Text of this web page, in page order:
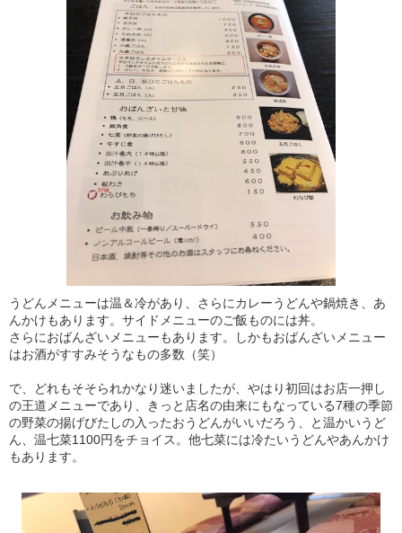
うどんメニューは温＆冷があり、さらにカレーうどんや鍋焼き、あ
んかけもあります。サイドメニューのご飯ものには丼。
さらにおばんざいメニューもあります。しかもおばんざいメニュー
はお酒がすすみそうなもの多数（笑）
で、どれもそそられかなり迷いましたが、やはり初回はお店一押し
の王道メニューであり、きっと店名の由来にもなっている7種の季節
の野菜の揚げびたしの入ったおうどんがいいだろう、と温かいうど
ん、温七菜1100円をチョイス。他七菜には冷たいうどんやあんかけ
もあります。